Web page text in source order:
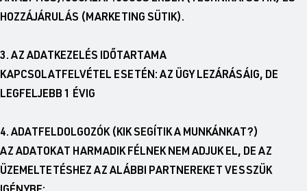
HOZZÁJÁRULÁS (MARKETING SÜTIK).
3. AZ ADATKEZELÉS IDŐTARTAMA
KAPCSOLATFELVÉTEL ESETÉN: AZ ÜGY LEZÁRÁSÁIG, DE
LEGFELJEBB 1 ÉVIG
4. ADATFELDOLGOZÓK (KIK SEGÍTIK A MUNKÁNKAT?)
AZ ADATOKAT HARMADIK FÉLNEK NEM ADJUK EL, DE AZ
ÜZEMELTETÉSHEZ AZ ALÁBBI PARTNEREKET VESSZÜK